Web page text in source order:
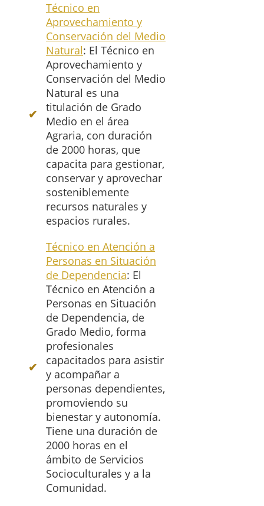
Técnico en
Aprovechamiento y
Conservación del Medio
Natural: El Técnico en
Aprovechamiento y
Conservación del Medio
Natural es una
titulación de Grado
Medio en el área
Agraria, con duración
de 2000 horas, que
capacita para gestionar,
conservar y aprovechar
sosteniblemente
recursos naturales y
espacios rurales.
Técnico en Atención a
Personas en Situación
de Dependencia: El
Técnico en Atención a
Personas en Situación
de Dependencia, de
Grado Medio, forma
profesionales
capacitados para asistir
y acompañar a
personas dependientes,
promoviendo su
bienestar y autonomía.
Tiene una duración de
2000 horas en el
ámbito de Servicios
Socioculturales y a la
Comunidad.